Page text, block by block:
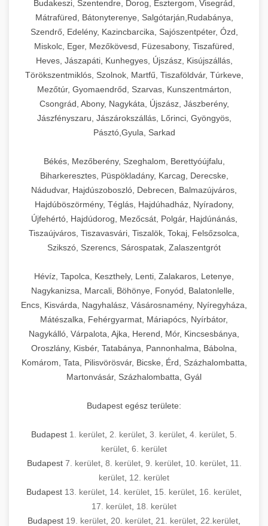
Budakeszi, Szentendre, Dorog, Esztergom, Visegrád,
Mátrafüred, Bátonyterenye, Salgótarján,Rudabánya,
Szendrő, Edelény, Kazincbarcika, Sajószentpéter, Ózd,
Miskolc, Eger, Mezőkövesd, Füzesabony, Tiszafüred,
Heves, Jászapáti, Kunhegyes, Újszász, Kisújszállás,
Törökszentmiklós, Szolnok, Martfű, Tiszaföldvár, Túrkeve,
Mezőtúr, Gyomaendrőd, Szarvas, Kunszentmárton,
Csongrád, Abony, Nagykáta, Újszász, Jászberény,
Jászfényszaru, Jászárokszállás, Lőrinci, Gyöngyös,
Pásztó,Gyula, Sarkad
Békés, Mezőberény, Szeghalom, Berettyóújfalu,
Biharkeresztes, Püspökladány, Karcag, Derecske,
Nádudvar, Hajdúszoboszló, Debrecen, Balmazújváros,
Hajdúböszörmény, Téglás, Hajdúhadház, Nyíradony,
Újfehértó, Hajdúdorog, Mezőcsát, Polgár, Hajdúnánás,
Tiszaújváros, Tiszavasvári, Tiszalök, Tokaj, Felsőzsolca,
Szikszó, Szerencs, Sárospatak, Zalaszentgrót
Hévíz, Tapolca, Keszthely, Lenti, Zalakaros, Letenye,
Nagykanizsa, Marcali, Böhönye, Fonyód, Balatonlelle,
Encs, Kisvárda, Nagyhalász, Vásárosnamény, Nyíregyháza,
Mátészalka, Fehérgyarmat, Máriapócs, Nyírbátor,
Nagykálló, Várpalota, Ajka, Herend, Mór, Kincsesbánya,
Oroszlány, Kisbér, Tatabánya, Pannonhalma, Bábolna,
Komárom, Tata, Pilisvörösvár, Bicske, Érd, Százhalombatta,
Martonvásár, Százhalombatta, Gyál
Budapest egész területe:
Budapest 1. kerület 2. kerület 3. kerület 4. kerület 5.
kerület 6. kerület
Budapest 7. kerület, 8. kerület, 9. kerület, 10. kerület, 11.
kerület 12. kerület
Budapest 13. kerület 14. kerület 15. kerület 16. kerület
17. kerület 18. kerület
Budapest 19. kerület 20. kerület 21. kerület 22.kerület